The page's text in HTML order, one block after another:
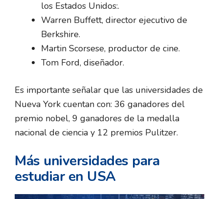
los Estados Unidos:.
Warren Buffett, director ejecutivo de
Berkshire.
Martin Scorsese, productor de cine.
Tom Ford, diseñador.
Es importante señalar que las universidades de
Nueva York cuentan con: 36 ganadores del
premio nobel, 9 ganadores de la medalla
nacional de ciencia y 12 premios Pulitzer.
Más universidades para
estudiar en USA